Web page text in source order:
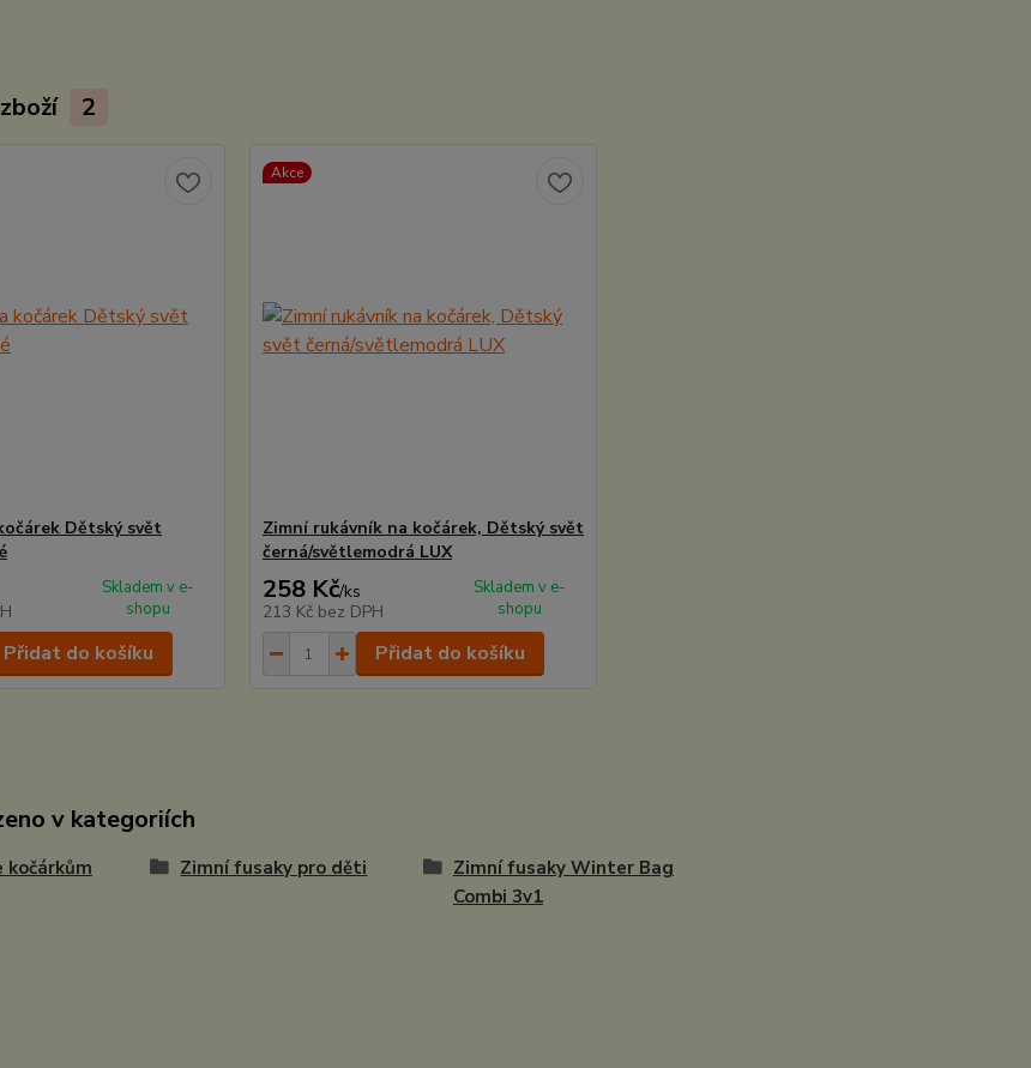
2
Dětský svět
Skladem v e-
shopu
Přidat do košíku
Akce
Zimní rukávník na kočárek, Dětský svět
černá/světlemodrá LUX
258 Kč/ks
213 Kč bez DPH
Skladem v e-
shopu
Přidat do košíku
v kategoriích
kočárkům Zimní fusaky pro děti
Zimní fusaky Winter Bag
Combi 3v1